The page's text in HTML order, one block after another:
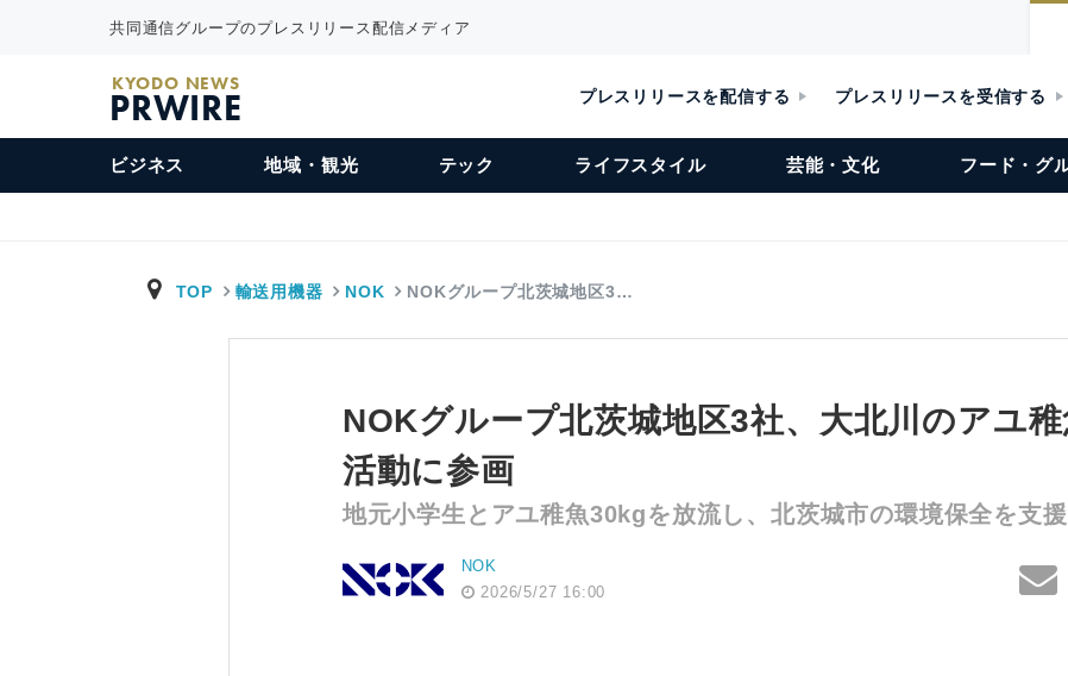
共同通信グループのプレスリリース配信メディア
KYODO NEWS
PRWIRE プレスリリースを配信する プレスリリースを受信する
ビジネス 地域・観光 テック ライフスタイル 芸能・文化 フード・グ
TOP 輸送用機器 NOK NOKグループ北茨城地区3…
NOKグループ北茨城地区3社、大北川のアユ
活動に参画
地元小学生とアユ稚魚30kgを放流し、北茨城市の環境保全を支援
NOK
2026/5/27 16:00